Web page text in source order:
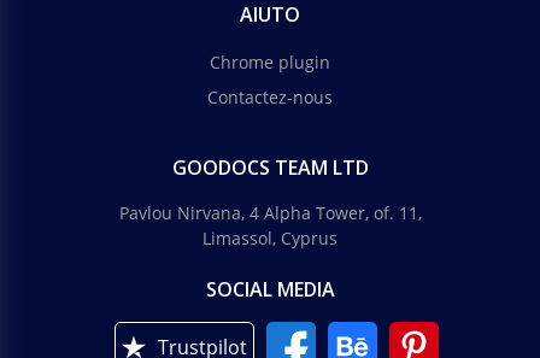
AIUTO
Chrome plugin
Contactez-nous
GOODOCS TEAM LTD
Pavlou Nirvana, 4 Alpha Tower, of. 11,
Limassol, Cyprus
SOCIAL MEDIA
Trustpilot